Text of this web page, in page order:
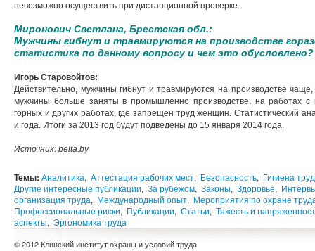
невозможно осуществить при дистанционной проверке.
Миронович Светлана, Брестская обл.:
Мужчины гибнут и травмируются на производстве
статистика по данному вопросу и чем это обусловлено?
Игорь Старовойтов:
Действительно, мужчины гибнут и травмируются на производстве
мужчины больше заняты в промышленно производстве, на работах
горных и других работах, где запрещен труд женщин. Статистический
и года. Итоги за 2013 год будут подведены до 15 января 2014 года.
Источник: belta.by
Темы: Аналитика, Аттестация рабочих мест, Безопасность, Гигиена
Другие интересные публикации, За рубежом, Законы, Здоровье,
организация труда, Международный опыт, Мероприятия по охране
Профессиональные риски, Публикации, Статьи, Тяжесть и
аспекты, Эргономика труда
© 2012 Клинский институт охраны и условий труда